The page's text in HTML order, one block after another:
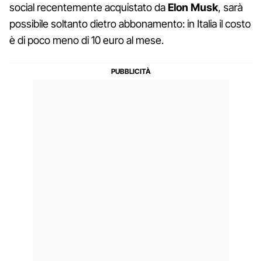
social recentemente acquistato daElon Musk, sarà
possibile soltanto dietro abbonamento: in Italia il costo
è di poco meno di 10 euro al mese.